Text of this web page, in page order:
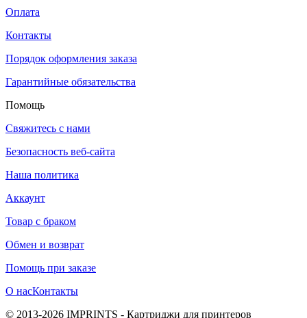
Оплата
Контакты
Порядок оформления заказа
Гарантийные обязательства
Помощь
Свяжитесь с нами
Безопасность веб-сайта
Наша политика
Аккаунт
Товар с браком
Обмен и возврат
Помощь при заказе
О насКонтакты
© 2013-2026 IMPRINTS - Картриджи для принтеров